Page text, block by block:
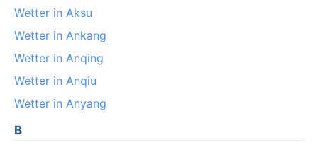
Wetter in Aksu
Wetter in Ankang
Wetter in Anqing
Wetter in Anqiu
Wetter in Anyang
B